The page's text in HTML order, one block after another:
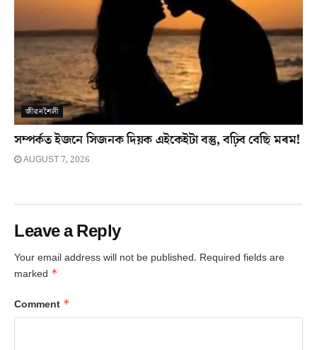
জীৱনশৈলী
সম্পৰ্কত ইজনে সিজনক দিয়ক এইকেইটা বস্তু, বঢ়িব বেছি মৰম!
AUGUST 7, 2026
Leave a Reply
Your email address will not be published. Required fields are
marked *
Comment *